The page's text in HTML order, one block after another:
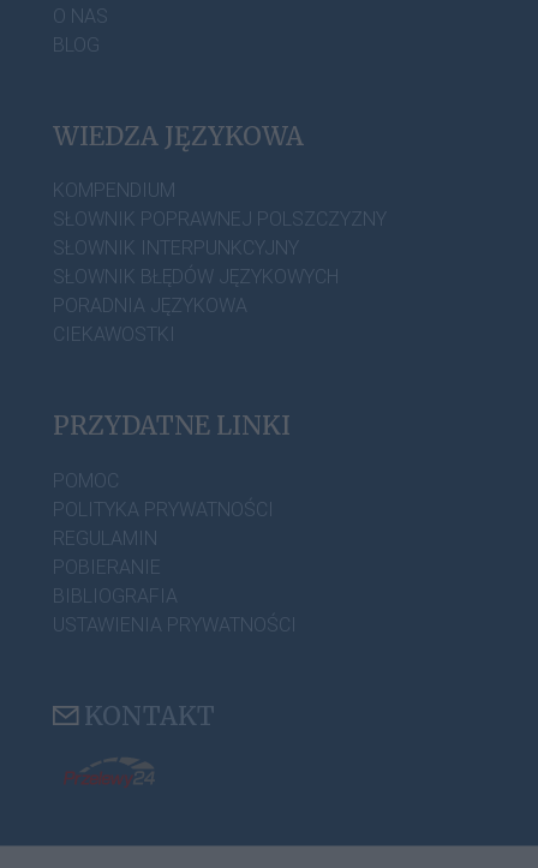
O NAS
BLOG
WIEDZA JĘZYKOWA
KOMPENDIUM
SŁOWNIK POPRAWNEJ POLSZCZYZNY
SŁOWNIK INTERPUNKCYJNY
SŁOWNIK BŁĘDÓW JĘZYKOWYCH
PORADNIA JĘZYKOWA
CIEKAWOSTKI
PRZYDATNE LINKI
POMOC
POLITYKA PRYWATNOŚCI
REGULAMIN
POBIERANIE
BIBLIOGRAFIA
USTAWIENIA PRYWATNOŚCI
KONTAKT